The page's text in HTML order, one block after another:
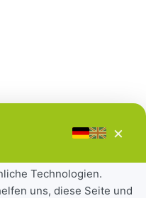
×
Technologien.
uns, diese Seite und